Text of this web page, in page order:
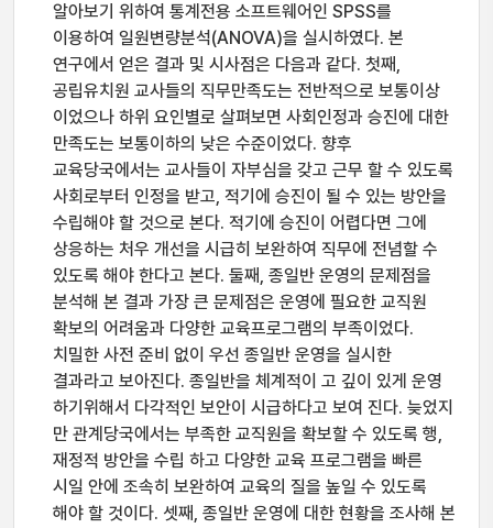
알아보기 위하여 통계전용 소프트웨어인 SPSS를
이용하여 일원변량분석(ANOVA)을 실시하였다. 본
연구에서 얻은 결과 및 시사점은 다음과 같다. 첫째,
공립유치원 교사들의 직무만족도는 전반적으로 보통이상
이었으나 하위 요인별로 살펴보면 사회인정과 승진에 대한
만족도는 보통이하의 낮은 수준이었다. 향후
교육당국에서는 교사들이 자부심을 갖고 근무 할 수 있도록
사회로부터 인정을 받고, 적기에 승진이 될 수 있는 방안을
수립해야 할 것으로 본다. 적기에 승진이 어렵다면 그에
상응하는 처우 개선을 시급히 보완하여 직무에 전념할 수
있도록 해야 한다고 본다. 둘째, 종일반 운영의 문제점을
분석해 본 결과 가장 큰 문제점은 운영에 필요한 교직원
확보의 어려움과 다양한 교육프로그램의 부족이었다.
치밀한 사전 준비 없이 우선 종일반 운영을 실시한
결과라고 보아진다. 종일반을 체계적이 고 깊이 있게 운영
하기위해서 다각적인 보안이 시급하다고 보여 진다. 늦었지
만 관계당국에서는 부족한 교직원을 확보할 수 있도록 행,
재정적 방안을 수립 하고 다양한 교육 프로그램을 빠른
시일 안에 조속히 보완하여 교육의 질을 높일 수 있도록
해야 할 것이다. 셋째, 종일반 운영에 대한 현황을 조사해 본